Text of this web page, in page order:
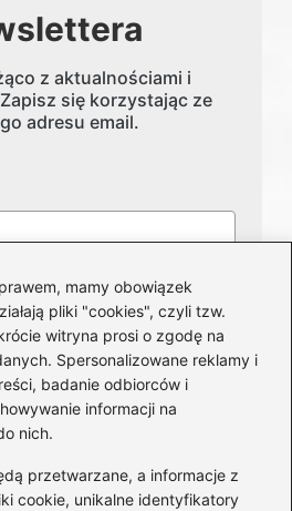
mamy obowiązek
pliki "cookies", czyli tzw.
witryna prosi o zgodę na
Spersonalizowane reklamy i
badanie odbiorców i
informacji na
nich.
przetwarzane, a informacje z
cookie, unikalne identyfikatory
z aktualnościami i
się korzystając ze
adresu email.